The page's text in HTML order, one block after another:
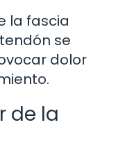
la fascia
se
dolor
de la